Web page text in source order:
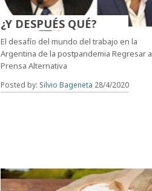
¿Y DESPUÉS QUÉ?
El desafío del mundo del trabajo en la
Argentina de la postpandemia Regresar a
Prensa Alternativa
Posted by: Silvio Bageneta 28/4/2020